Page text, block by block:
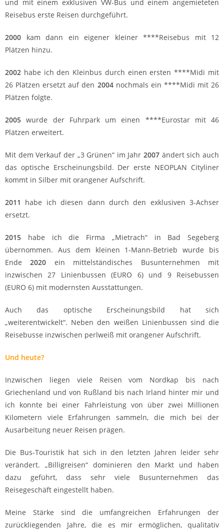
und mit einem exklusiven VW-Bus und einem angemieteten
Reisebus erste Reisen durchgeführt.
2000 kam dann ein eigener kleiner ****Reisebus mit 12
Plätzen hinzu.
2002 habe ich den Kleinbus durch einen ersten ****Midi mit
26 Plätzen ersetzt auf den 2004nochmals ein ****Midi mit 26
Plätzen folgte.
2005 wurde der Fuhrpark um einen ****Eurostar mit 46
Plätzen erweitert.
Mit dem Verkauf der „3 Grünen“ im Jahr2007 ändert sich auch
das optische Erscheinungsbild. Der erste NEOPLAN Cityliner
kommt in Silber mit orangener Aufschrift.
2011 habe ich diesen dann durch den exklusiven 3-Achser
ersetzt.
2015 habe ich die Firma „Mietrach“ in Bad Segeberg
übernommen. Aus dem kleinen 1-Mann-Betrieb wurde bis
Ende2020 ein mittelständisches Busunternehmen mit
inzwischen 27 Linienbussen (EURO 6) und 9 Reisebussen
(EURO 6) mit modernsten Ausstattungen.
Auch das optische Erscheinungsbild hat sich
„weiterentwickelt“. Neben den weißen Linienbussen sind die
Reisebusse inzwischen perlweiß mit orangener Aufschrift.
Und heute?
Inzwischen liegen viele Reisen vom Nordkap bis nach
Griechenland und von Rußland bis nach Irland hinter mir und
ich konnte bei einer Fahrleistung von über zwei Millionen
Kilometern viele Erfahrungen sammeln, die mich bei der
Ausarbeitung neuer Reisen prägen.
Die Bus-Touristik hat sich in den letzten Jahren leider sehr
verändert. „Billigreisen“ dominieren den Markt und haben
dazu geführt, dass sehr viele Busunternehmen das
Reisegeschäft eingestellt haben.
Meine Stärke sind die umfangreichen Erfahrungen der
zurückliegenden Jahre, die es mir ermöglichen, qualitativ